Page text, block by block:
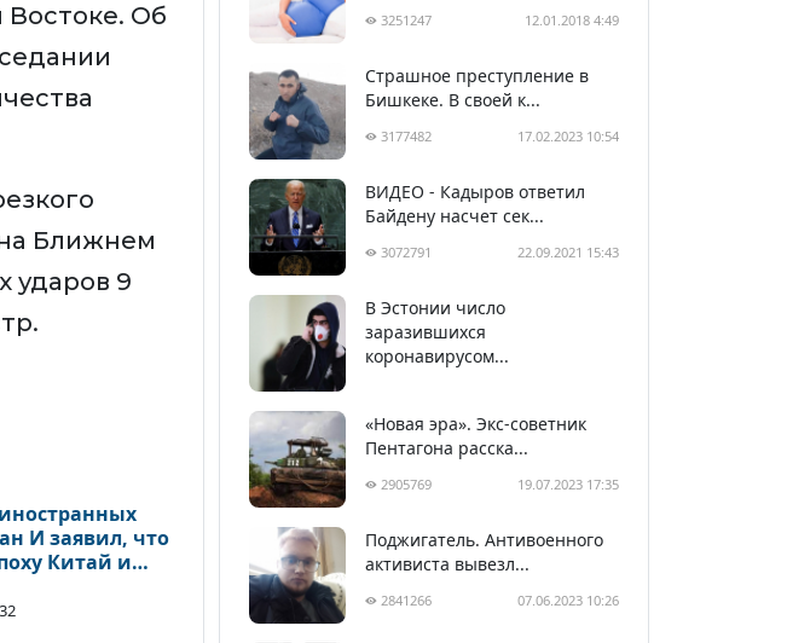
Об
Ближнем
ударов 9
И заявил, что
Китай и
имя мира и
3251247 12.01.2018 4:49
Страшное преступление в
Бишкеке. В своей к...
3177482 17.02.2023 10:54
ВИДЕО - Кадыров ответил
Байдену насчет сек...
3072791 22.09.2021 15:43
В Эстонии число
заразившихся
коронавирусом...
«Новая эра». Экс-советник
Пентагона расска...
2905769 19.07.2023 17:35
Поджигатель. Антивоенного
активиста вывезл...
2841266 07.06.2023 10:26